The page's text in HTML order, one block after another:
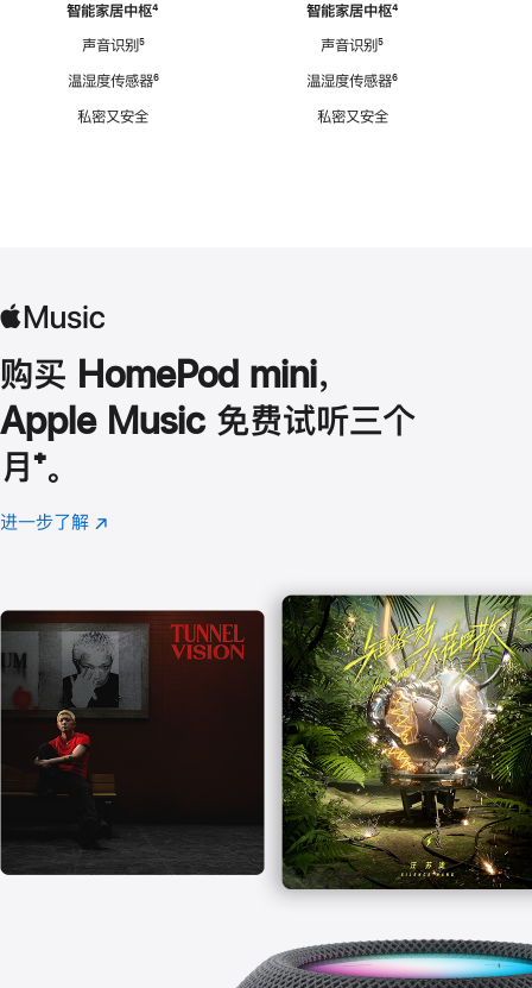
智能家居中枢脚
⁴
声音识别脚
⁵
温湿度传感器脚
⁶
私密又安全
智能家居中枢脚
⁴
声音识别脚
⁵
温湿度传感器脚
⁶
私密又安全
购买 HomePod mini，
Apple Music 免费试听三个
月 脚
注
⁺。
进一步了解 Apple
(在
口
中
打
开)